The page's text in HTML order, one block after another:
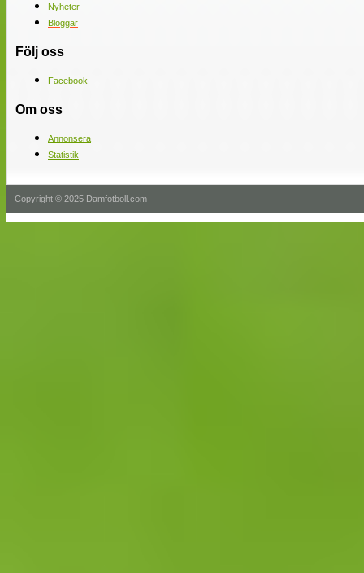
Nyheter
Bloggar
Följ oss
Facebook
Om oss
Annonsera
Statistik
Copyright © 2025 Damfotboll.com